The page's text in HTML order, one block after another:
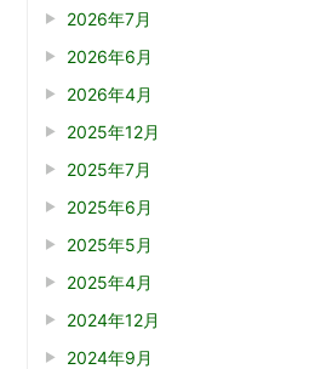
2026年7月
2026年6月
2026年4月
2025年12月
2025年7月
2025年6月
2025年5月
2025年4月
2024年12月
2024年9月